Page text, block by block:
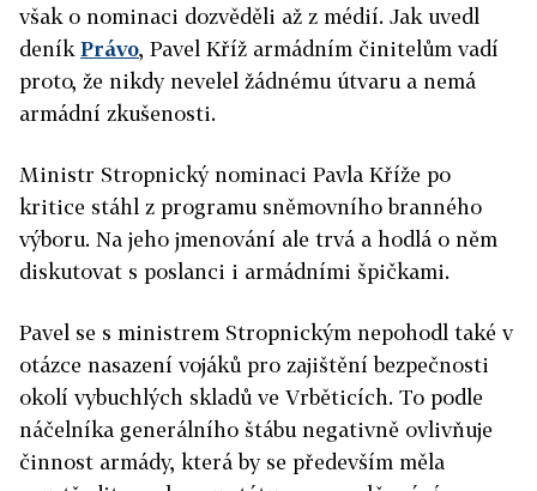
však o nominaci dozvěděli až z médií. Jak uvedl
deník Právo, Pavel Kříž armádním činitelům vadí
proto, že nikdy nevelel žádnému útvaru a nemá
armádní zkušenosti.
Ministr Stropnický nominaci Pavla Kříže po
kritice stáhl z programu sněmovního branného
výboru. Na jeho jmenování ale trvá a hodlá o něm
diskutovat s poslanci i armádními špičkami.
Pavel se s ministrem Stropnickým nepohodl také v
otázce nasazení vojáků pro zajištění bezpečnosti
okolí vybuchlých skladů ve Vrběticích. To podle
náčelníka generálního štábu negativně ovlivňuje
činnost armády, která by se především měla